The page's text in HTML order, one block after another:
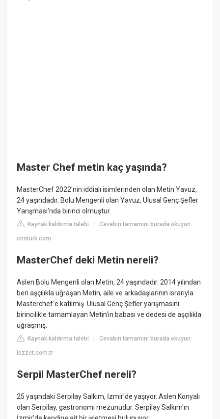
Master Chef metin kaç yaşında?
MasterChef 2022'nin iddialı isimlerinden olan Metin Yavuz,
24 yaşındadır. Bolu Mengenli olan Yavuz, Ulusal Genç Şefler
Yarışması'nda birinci olmuştur.
Kaynak kaldırma talebi |Cevabın tamamını burada okuyun:
cnnturk.com
MasterChef deki Metin nereli?
Aslen Bolu Mengenli olan Metin, 24 yaşındadır. 2014 yılından
beri aşçılıkla uğraşan Metin, aile ve arkadaşlarının ısrarıyla
Masterchef'e katılmış. Ulusal Genç Şefler yarışmasını
birincilikle tamamlayan Metin'in babası ve dedesi de aşçılıkla
uğraşmış.
Kaynak kaldırma talebi |Cevabın tamamını burada okuyun:
lezzet.com.tr
Serpil MasterChef nereli?
25 yaşındaki Serpilay Salkım, İzmir'de yaşıyor. Aslen Konyalı
olan Serpilay, gastronomi mezunudur. Serpilay Salkım'ın